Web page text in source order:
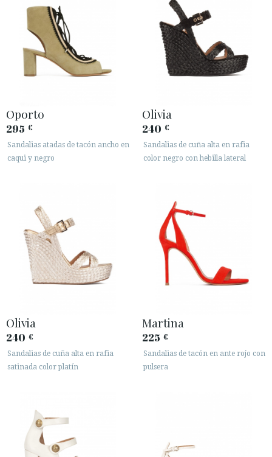
Oporto
295 €
Sandalias atadas de tacón ancho en
caqui y negro
Olivia
240 €
Sandalias de cuña alta en rafia
color negro con hebilla lateral
Olivia
240 €
Sandalias de cuña alta en rafia
satinada color platín
Martina
225 €
Sandalias de tacón en ante rojo con
pulsera